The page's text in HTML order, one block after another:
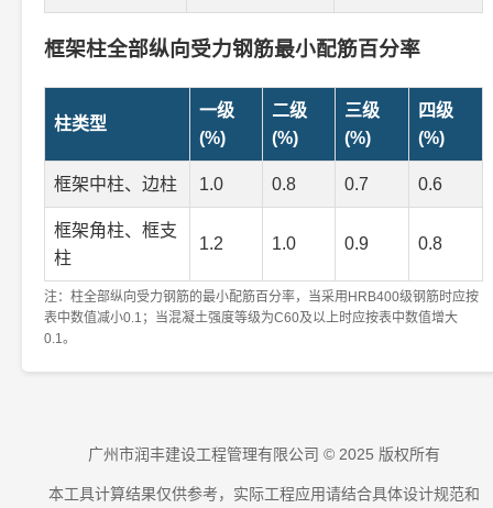
框架柱全部纵向受力钢筋最小配筋百分率
柱类型
一级
(%)
二级
(%)
三级
(%)
四级
(%)
框架中柱、边柱 1.0 0.8 0.7 0.6
框架角柱、框支
柱
1.2 1.0 0.9 0.8
注：柱全部纵向受力钢筋的最小配筋百分率，当采用HRB400级钢筋时应按
表中数值减小0.1；当混凝土强度等级为C60及以上时应按表中数值增大
0.1。
广州市润丰建设工程管理有限公司 © 2025 版权所有
本工具计算结果仅供参考，实际工程应用请结合具体设计规范和